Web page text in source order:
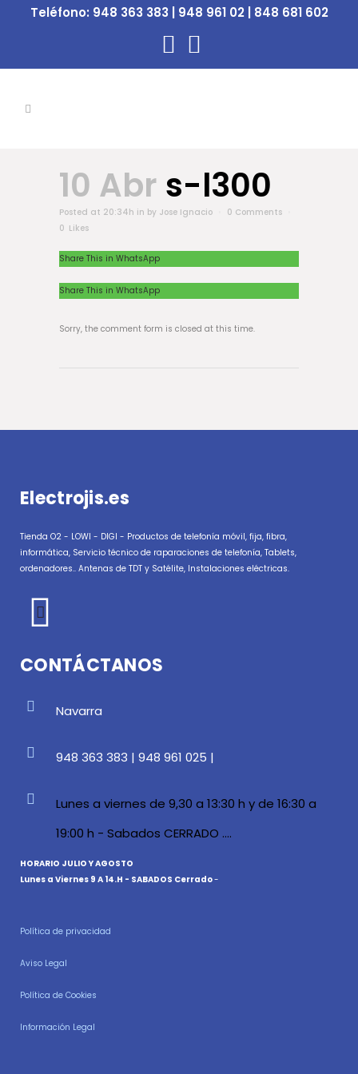
Teléfono: 948 363 383 | 948 961 02 | 848 681 602
10 Abr s-l300
Posted at 20:34h in by Jose Ignacio
0 Comments
0 Likes
Share This in WhatsApp
Share This in WhatsApp
Sorry, the comment form is closed at this time.
Electrojis.es
Tienda O2 - LOWI - DIGI - Productos de telefonía móvil, fija, fibra,
informática, Servicio técnico de raparaciones de telefonía, Tablets,
ordenadores.. Antenas de TDT y Satélite, Instalaciones eléctricas.
CONTÁCTANOS
Navarra
948 363 383 | 948 961 025 |
Lunes a viernes de 9,30 a 13:30 h y de 16:30 a
19:00 h - Sabados CERRADO ....
HORARIO JULIO Y AGOSTO
Lunes a Viernes 9 A 14.H - SABADOS Cerrado-
Política de privacidad
Aviso Legal
Política de Cookies
Información Legal